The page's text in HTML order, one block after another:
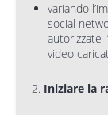
variando
social
autorizzate
video
2. Iniziare la